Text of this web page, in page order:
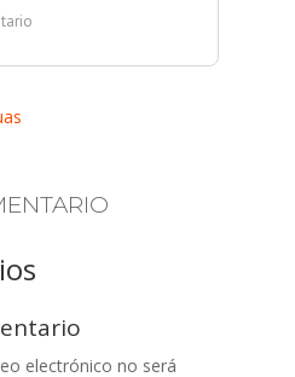
electrónico no será